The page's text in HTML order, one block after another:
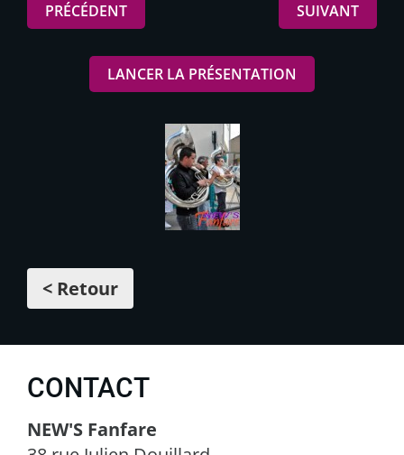
PRÉCÉDENT SUIVANT
LANCER LA PRÉSENTATION
< Retour
CONTACT
NEW'S Fanfare